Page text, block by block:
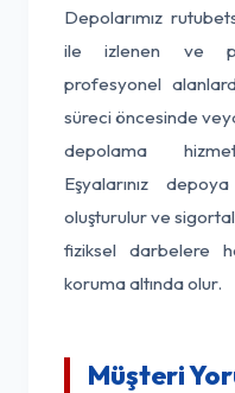
Depolarımız
ile izlenen ve
profesyonel
süreci öncesinde
depolama
Eşyalarınız
oluşturulur ve
fiziksel darbelere
koruma altında olur.
Müşteri